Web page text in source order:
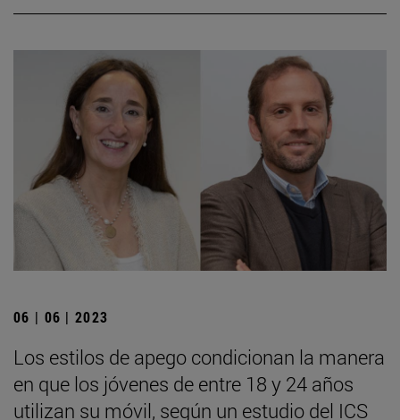
06 | 06 | 2023
Los estilos de apego condicionan la manera
en que los jóvenes de entre 18 y 24 años
utilizan su móvil, según un estudio del ICS